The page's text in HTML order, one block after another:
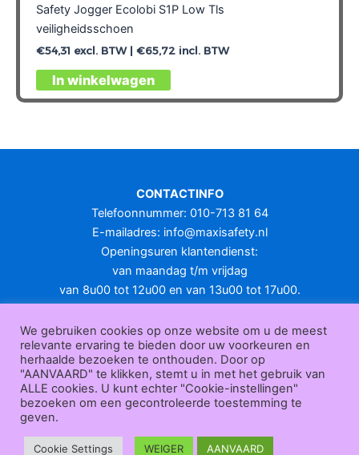
Safety Jogger Ecolobi S1P Low Tls
veiligheidsschoen
€54,31 excl. BTW | €65,72incl. BTW
In winkelwagen
Dit
product
variaties.
optie
gekozen
worden
op
productpagina
CONTACTINFO
Telefoonnummer: 010-713 81 64
E-mailadres: info@maxisafety.nl
Openingsuren klantendienst:
van maandag t/m vrijdag
van 8u00 tot 12u00 en van 13u00 tot 17u00.
KLANTENSERVICE
Over
ons|Bedrijfsgegevens| F.A.Q.|Bestelprocedure | Betaling
ending | Retourneren|Herroepingsrecht|Herroepingsfunctie
ederverkoop|Bedrukken|Contact
Algemene voorwaarden
Maxisafety.nl © 2026
We gebruiken cookies op onze website om u de meest
relevante ervaring te bieden door uw voorkeuren en
herhaalde bezoeken te onthouden. Door op
"AANVAARD" te klikken, stemt u in met het gebruik van
ALLE cookies. U kunt echter "Cookie-instellingen"
bezoeken om een gecontroleerde toestemming te
geven.
Cookie Settings WEIGER AANVAARD